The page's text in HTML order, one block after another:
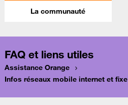
La communauté
FAQ et liens utiles
Assistance Orange
Infos réseaux mobile internet et fixe